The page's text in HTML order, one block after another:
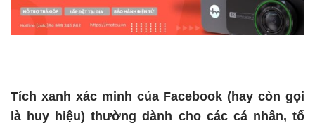
Tích xanh xác minh của Facebook (hay còn gọi
là huy hiệu) thường dành cho các cá nhân, tổ